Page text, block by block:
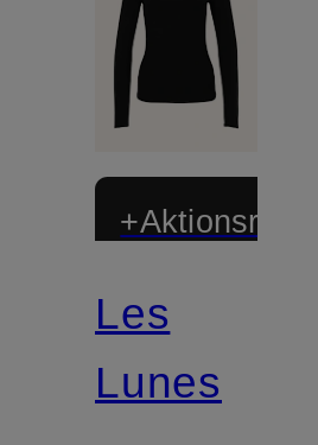
+Aktionsrabatt
Les
Lunes